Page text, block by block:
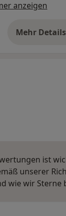
anzeigen
Mehr
ist
unserer
wie wir Sterne